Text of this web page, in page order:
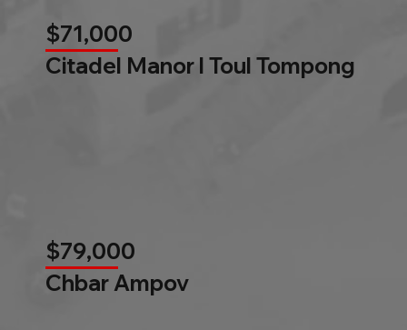
$71,000
Citadel Manor l Toul Tompong
$79,000
Chbar Ampov